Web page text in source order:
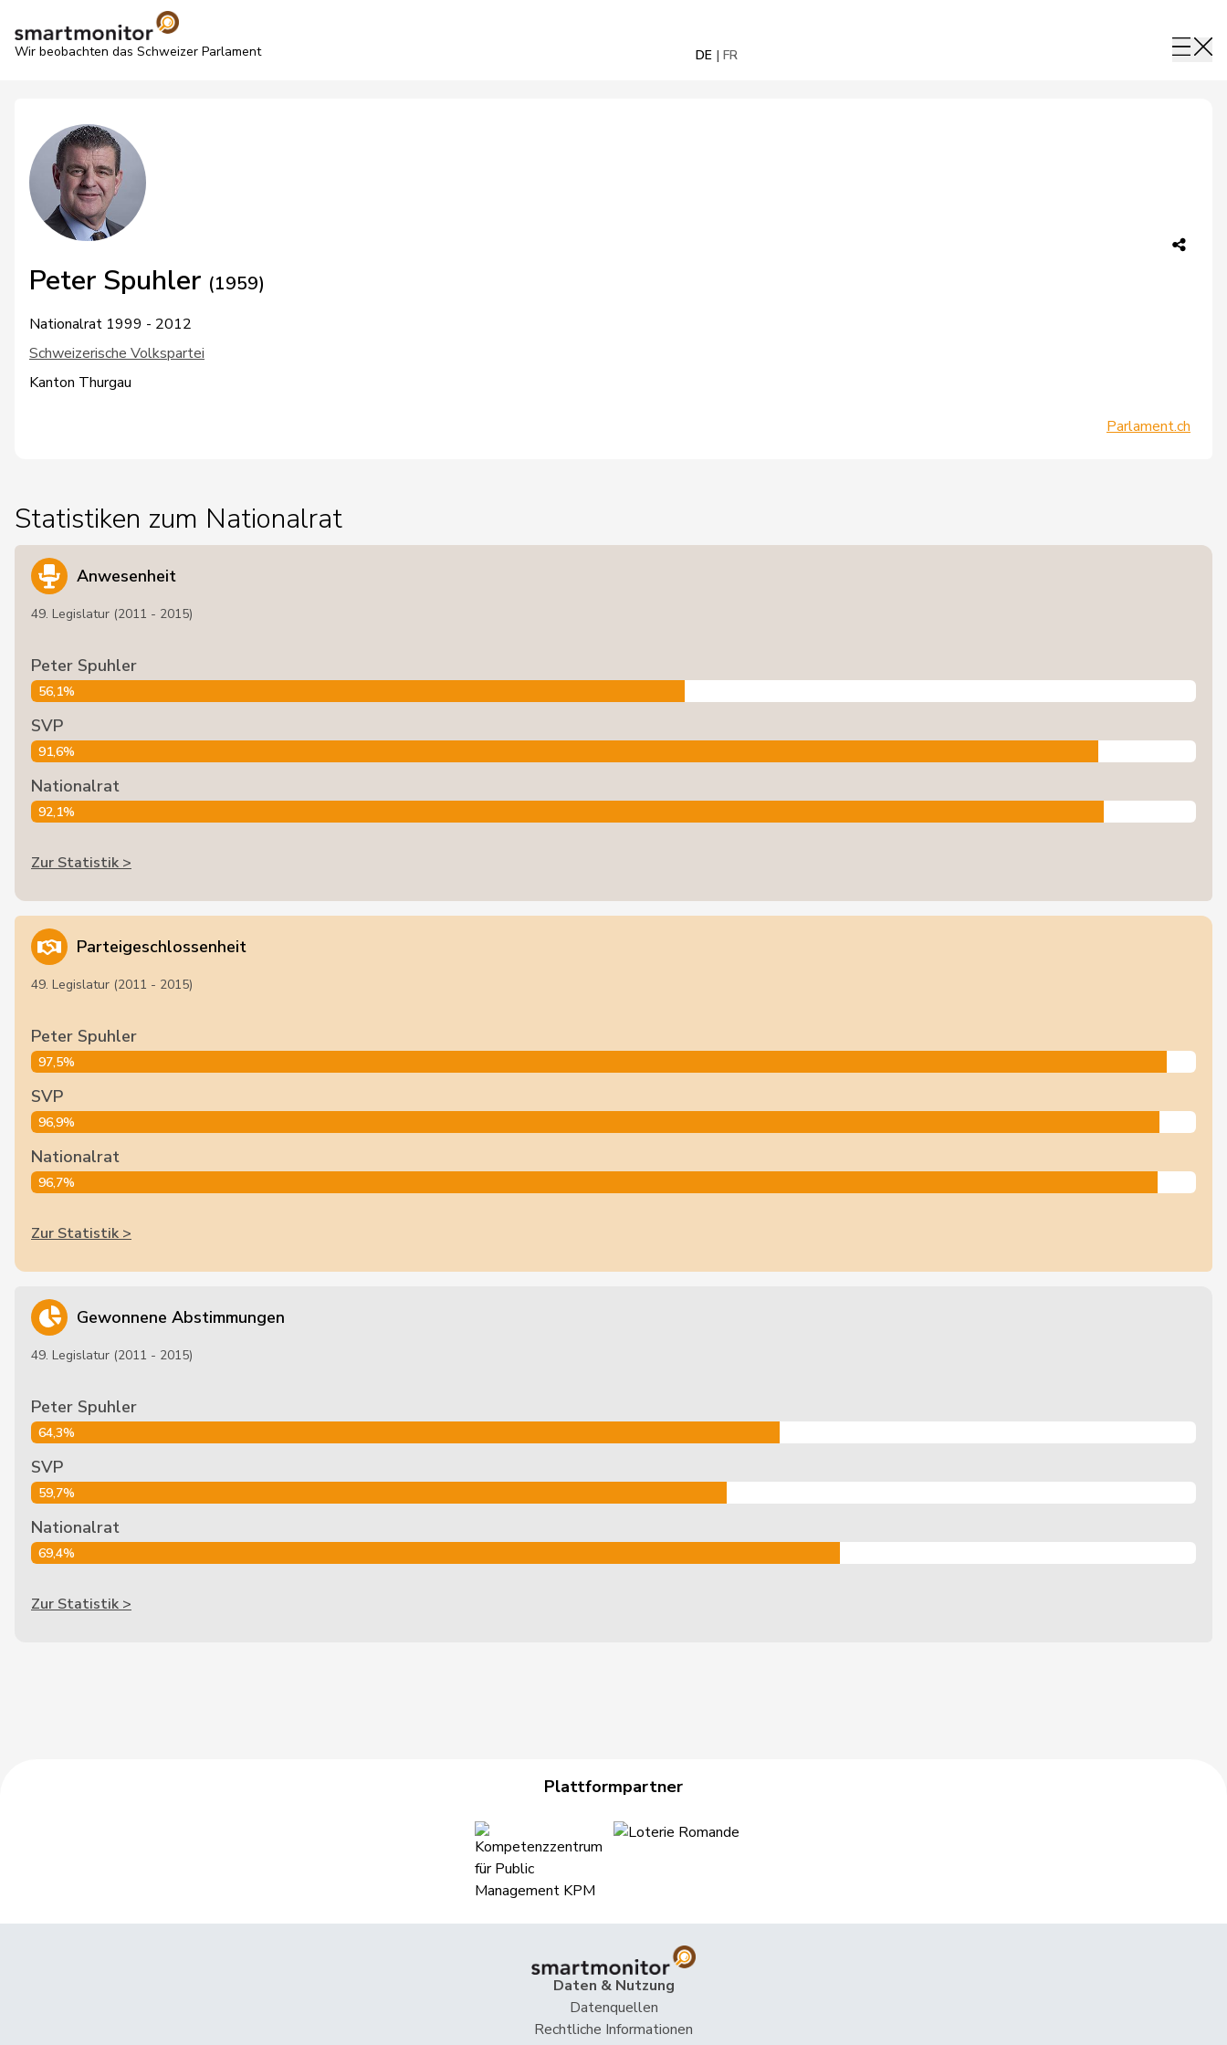
Wir beobachten das Schweizer Parlament DE FR
Peter Spuhler (1959)
Nationalrat 1999 - 2012
Schweizerische Volkspartei
Kanton Thurgau
Parlament.ch
Statistiken zum Nationalrat
Anwesenheit
49. Legislatur (2011 - 2015)
Peter Spuhler
56,1%
SVP
91,6%
Nationalrat
92,1%
Zur Statistik >
Parteigeschlossenheit
49. Legislatur (2011 - 2015)
Peter Spuhler
97,5%
SVP
96,9%
Nationalrat
96,7%
Zur Statistik >
Gewonnene Abstimmungen
49. Legislatur (2011 - 2015)
Peter Spuhler
64,3%
SVP
59,7%
Nationalrat
69,4%
Zur Statistik >
Plattformpartner
Daten & Nutzung
Datenquellen
Rechtliche Informationen